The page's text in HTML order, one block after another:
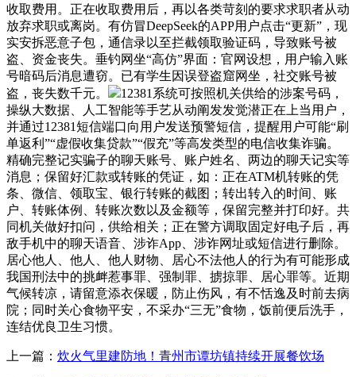
收取费用。正在收取费用后，再以各类苛刻的要求求职者从动
放弃求职或离岗。有仿冒DeepSeek的APP用户点击“更新”，现
实安拆恶意子包，通信录以至拦截领取验证码，导致账号被
盗、资金丧失。垂钓网坐“高仿”界面：官网设想，用户输入账
号暗码后消息遭窃。已有学生因误登盗窟网坐，社交账号被
盗，丧失数千元。
12381系统可按照机关供给的涉案号码，
操纵大数据、人工智能等手艺从动阐发发觉潜正在上当用户，
并通过12381短信端口向用户发送预警短信，提醒用户可能“刷
单返利”“虚假收集贷款”“假充”等高发类型的电信收集诈骗。
精确完整记实骗子的聊天账号、账户姓名、两边的聊天记实等
消息；保留好汇款或转账的凭证，如：正在ATM机转账的凭
条、微信、领取宝、银行转账的截图；转出转入的时间、账
户、转账体例、转账次数以及金额等，保留完整并打印好。共
同机关做好扣问，供给相关；正在警方调取固定好电子后，再
敌手机中的聊天语音、涉诈App、涉诈网址或短信进行删除。
居心他人、他人、他人财物、居心不法他人的行为有可能形成
我国刑法中的挑衅惹事罪、强制罪、掳掠罪、居心罪等。近期
气候转凉，请留意添衣保暖，防止伤风，有不恬逸及时前去病
院；同时关心食物平安，不采办“三无”食物，饭前便后洗手，
连结优良卫生习惯。
上一篇： 炊火气里建防地！青州市谭坊镇持续开展餐饮场